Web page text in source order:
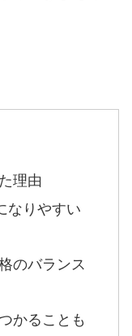
理由
なりやすい
のバランス
かることも